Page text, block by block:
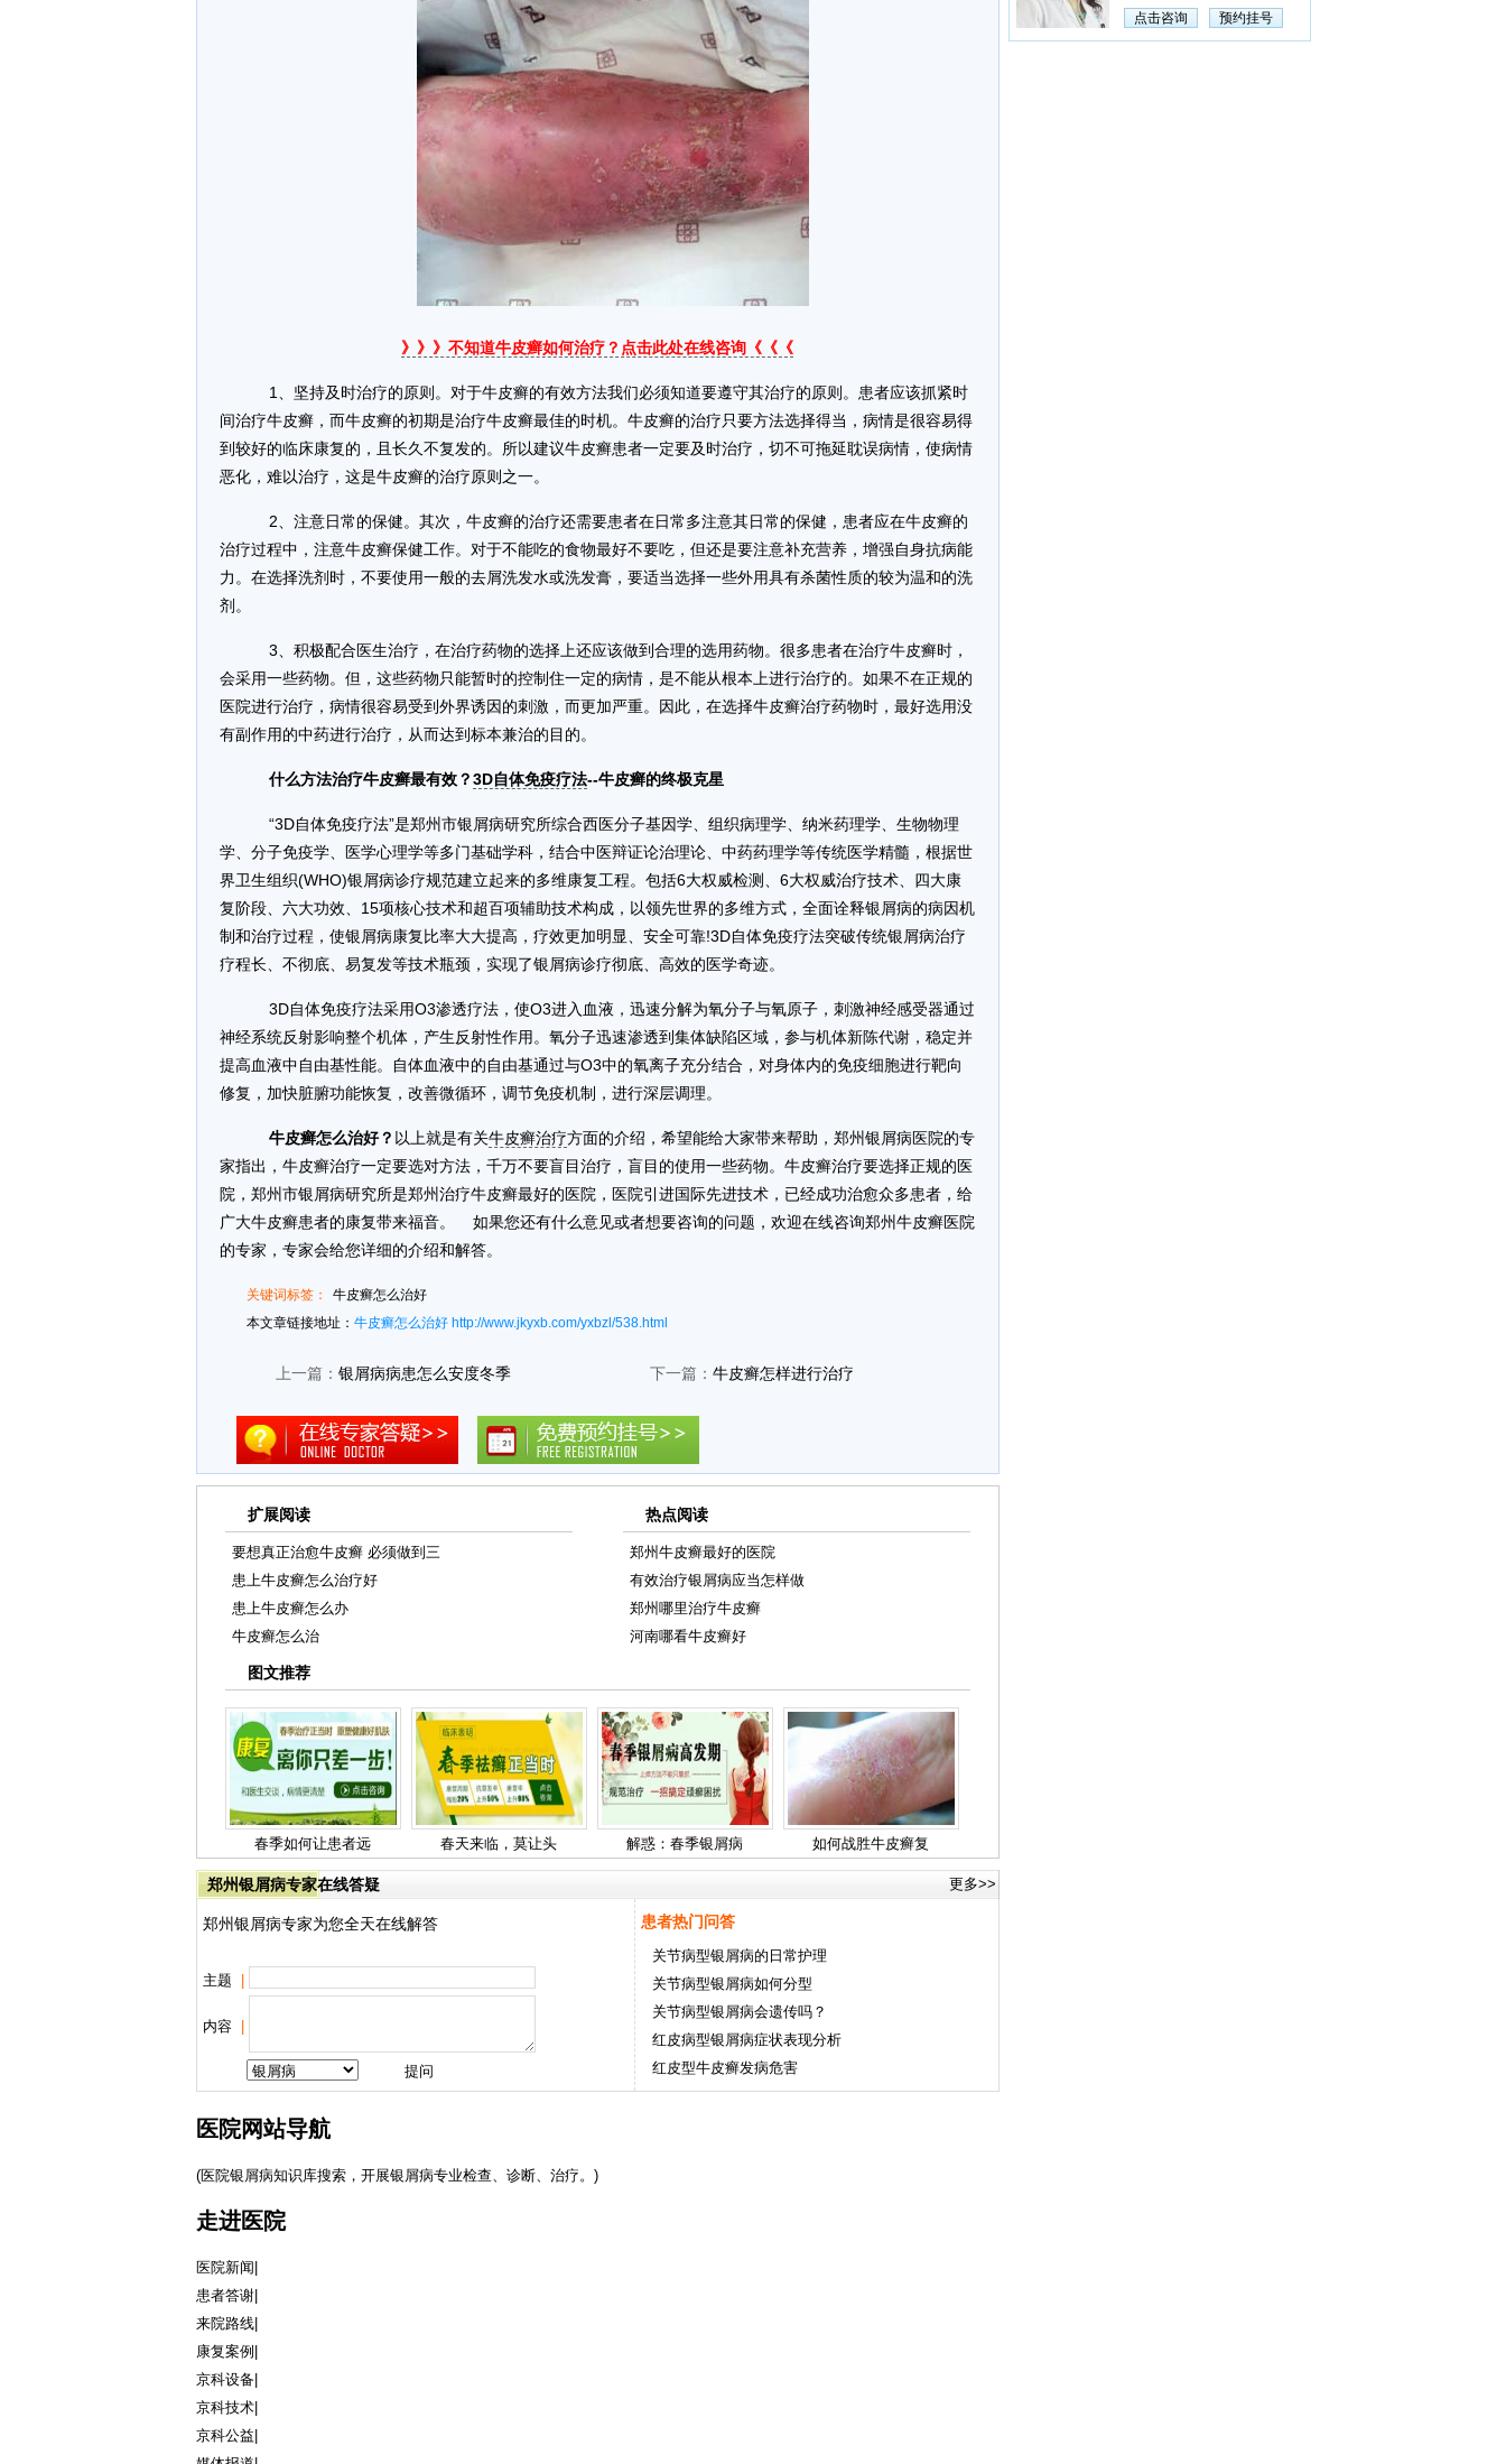
》》》不知道牛皮癣如何治疗？点击此处在线咨询《《《
1、坚持及时治疗的原则。对于牛皮癣的有效方法我们必须知道要遵守其治疗的原则。患者应该抓紧时
间治疗牛皮癣，而牛皮癣的初期是治疗牛皮癣最佳的时机。牛皮癣的治疗只要方法选择得当，病情是很容易得
到较好的临床康复的，且长久不复发的。所以建议牛皮癣患者一定要及时治疗，切不可拖延耽误病情，使病情
恶化，难以治疗，这是牛皮癣的治疗原则之一。
2、注意日常的保健。其次，牛皮癣的治疗还需要患者在日常多注意其日常的保健，患者应在牛皮癣的
治疗过程中，注意牛皮癣保健工作。对于不能吃的食物最好不要吃，但还是要注意补充营养，增强自身抗病能
力。在选择洗剂时，不要使用一般的去屑洗发水或洗发膏，要适当选择一些外用具有杀菌性质的较为温和的洗
剂。
3、积极配合医生治疗，在治疗药物的选择上还应该做到合理的选用药物。很多患者在治疗牛皮癣时，
会采用一些药物。但，这些药物只能暂时的控制住一定的病情，是不能从根本上进行治疗的。如果不在正规的
医院进行治疗，病情很容易受到外界诱因的刺激，而更加严重。因此，在选择牛皮癣治疗药物时，最好选用没
有副作用的中药进行治疗，从而达到标本兼治的目的。
什么方法治疗牛皮癣最有效？3D自体免疫疗法--牛皮癣的终极克星
“3D自体免疫疗法”是郑州市银屑病研究所综合西医分子基因学、组织病理学、纳米药理学、生物物理
学、分子免疫学、医学心理学等多门基础学科，结合中医辩证论治理论、中药药理学等传统医学精髓，根据世
界卫生组织(WHO)银屑病诊疗规范建立起来的多维康复工程。包括6大权威检测、6大权威治疗技术、四大康
复阶段、六大功效、15项核心技术和超百项辅助技术构成，以领先世界的多维方式，全面诠释银屑病的病因机
制和治疗过程，使银屑病康复比率大大提高，疗效更加明显、安全可靠!3D自体免疫疗法突破传统银屑病治疗
疗程长、不彻底、易复发等技术瓶颈，实现了银屑病诊疗彻底、高效的医学奇迹。
3D自体免疫疗法采用O3渗透疗法，使O3进入血液，迅速分解为氧分子与氧原子，刺激神经感受器通过
神经系统反射影响整个机体，产生反射性作用。氧分子迅速渗透到集体缺陷区域，参与机体新陈代谢，稳定并
提高血液中自由基性能。自体血液中的自由基通过与O3中的氧离子充分结合，对身体内的免疫细胞进行靶向
修复，加快脏腑功能恢复，改善微循环，调节免疫机制，进行深层调理。
牛皮癣怎么治好？ 以上就是有关牛皮癣治疗方面的介绍，希望能给大家带来帮助，郑州银屑病医院的专
家指出，牛皮癣治疗一定要选对方法，千万不要盲目治疗，盲目的使用一些药物。牛皮癣治疗要选择正规的医
院，郑州市银屑病研究所是郑州治疗牛皮癣最好的医院，医院引进国际先进技术，已经成功治愈众多患者，给
广大牛皮癣患者的康复带来福音。 如果您还有什么意见或者想要咨询的问题，欢迎在线咨询郑州牛皮癣医院
的专家，专家会给您详细的介绍和解答。
关键词标签：
牛皮癣怎么治好
本文章链接地址： 牛皮癣怎么治好 http://www.jkyxb.com/yxbzl/538.html
上一篇： 银屑病病患怎么安度冬季 下一篇： 牛皮癣怎样进行治疗
扩展阅读
要想真正治愈牛皮癣 必须做到三
患上牛皮癣怎么治疗好
患上牛皮癣怎么办
牛皮癣怎么治
热点阅读
郑州牛皮癣最好的医院
有效治疗银屑病应当怎样做
郑州哪里治疗牛皮癣
河南哪看牛皮癣好
图文推荐
春季如何让患者远 春天来临，莫让头 解惑：春季银屑病 如何战胜牛皮癣复
郑州银屑病专家在线答疑 更多>>
郑州银屑病专家为您全天在线解答
主题 |
内容
患者热门问答
关节病型银屑病的日常护理
关节病型银屑病如何分型
关节病型银屑病会遗传吗？
红皮病型银屑病症状表现分析
红皮型牛皮癣发病危害
预约挂号
点击咨询
医院网站导航
(医院银屑病知识库搜索，开展银屑病专业检查、诊断、治疗。)
走进医院
医院新闻
患者答谢|
来院路线|
康复案例
京科设备
京科技术|
京科公益